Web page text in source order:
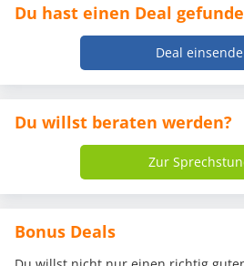
Du hast einen Deal
Deal
Du willst beraten werden?
Zur
Bonus Deals